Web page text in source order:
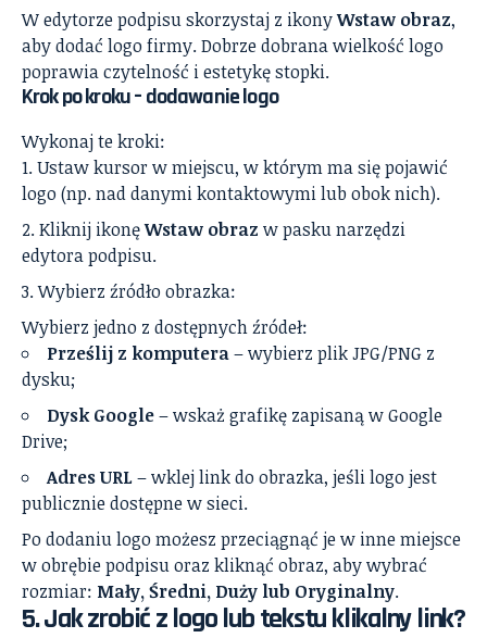
W edytorze podpisu skorzystaj z ikonyWstaw obraz,
aby dodać logo firmy. Dobrze dobrana wielkość logo
poprawia czytelność i estetykę stopki.
Krok po kroku – dodawanie logo
Wykonaj te kroki:
Ustaw kursor w miejscu, w którym ma się pojawić
logo (np. nad danymi kontaktowymi lub obok nich).
Kliknij ikonęWstaw obraz w pasku narzędzi
edytora podpisu.
Wybierz źródło obrazka:
Wybierz jedno z dostępnych źródeł:
Prześlij z komputera– wybierz plik JPG/PNG z
dysku;
Dysk Google– wskaż grafikę zapisaną w Google
Drive;
Adres URL– wklej link do obrazka, jeśli logo jest
publicznie dostępne w sieci.
Po dodaniu logo możesz przeciągnąć je w inne miejsce
w obrębie podpisu oraz kliknąć obraz, aby wybrać
rozmiar: Mały, Średni, Duży lub Oryginalny.
5. Jak zrobić z logo lub tekstuklikalny link?